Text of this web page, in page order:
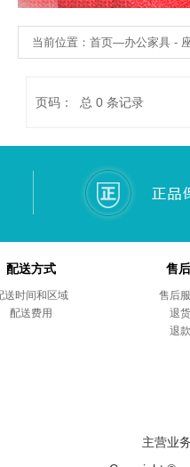
当前位置：首页—办公家具 -
页码： 总 0 条记录
配送方式
送时间和区域
配送费用
售
售后
退
退
主营业